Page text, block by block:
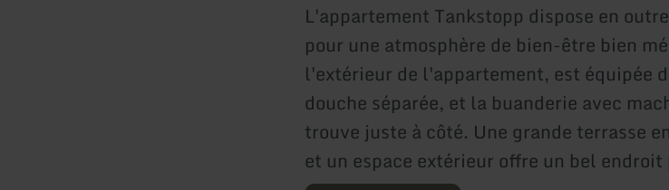
L'appartement Tankstopp dispose en
pour une atmosphère de bien-être bien
l'extérieur de l'appartement, est équipée
douche séparée, et la buanderie avec
trouve juste à côté. Une grande terrasse
et un espace extérieur offre un bel endroit